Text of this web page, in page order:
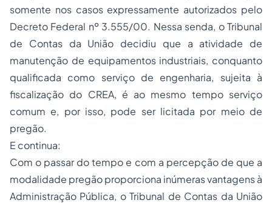
somente nos casos expressamente autorizados pelo
Decreto Federal nº 3.555/00. Nessa senda, o Tribunal
de Contas da União decidiu que a atividade de
manutenção de equipamentos industriais, conquanto
qualificada como serviço de engenharia, sujeita à
fiscalização do CREA, é ao mesmo tempo serviço
comum e, por isso, pode ser licitada por meio de
pregão.
E continua:
Com o passar do tempo e com a percepção de que a
modalidade pregão proporciona inúmeras vantagens à
Administração Pública, o Tribunal de Contas da União